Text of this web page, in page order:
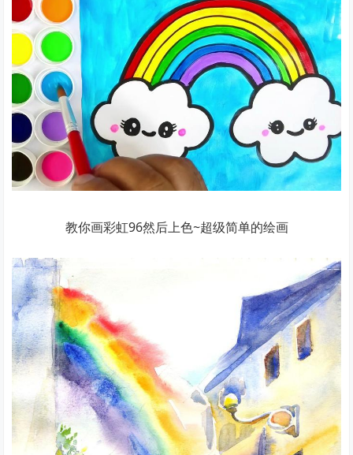
教你画彩虹96然后上色~超级简单的绘画